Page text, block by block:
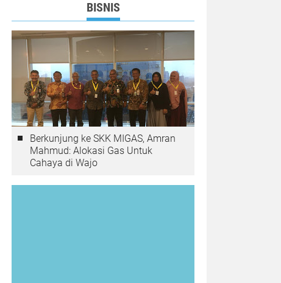
BISNIS
Berkunjung ke SKK MIGAS, Amran
Mahmud: Alokasi Gas Untuk
Cahaya di Wajo